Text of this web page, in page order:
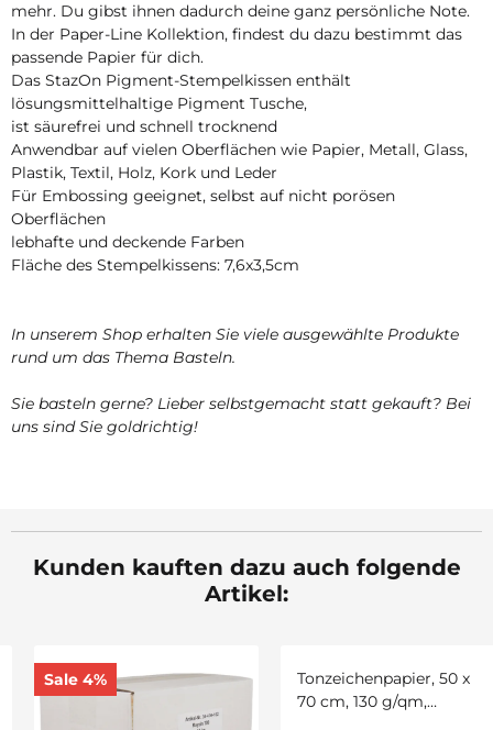
mehr. Du gibst ihnen dadurch deine ganz persönliche Note.
In der Paper-Line Kollektion, findest du dazu bestimmt das
passende Papier für dich.
Das StazOn Pigment-Stempelkissen enthält
lösungsmittelhaltige Pigment Tusche,
ist säurefrei und schnell trocknend
Anwendbar auf vielen Oberflächen wie Papier, Metall, Glass,
Plastik, Textil, Holz, Kork und Leder
Für Embossing geeignet, selbst auf nicht porösen
Oberflächen
lebhafte und deckende Farben
Fläche des Stempelkissens: 7,6x3,5cm
In unserem Shop erhalten Sie viele ausgewählte Produkte
rund um das Thema Basteln.
Sie basteln gerne? Lieber selbstgemacht statt gekauft? Bei
uns sind Sie goldrichtig!
Kunden kauften dazu auch folgende
Artikel:
Sale 4%